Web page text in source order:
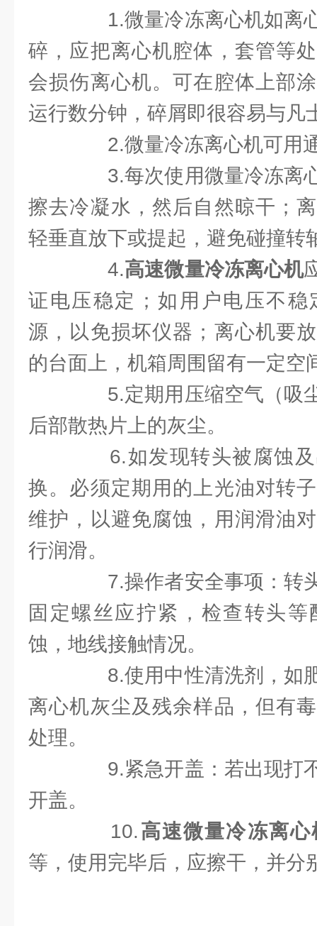
1.微量冷冻离心机如离
碎，应把离心机腔体，套管等
会损伤离心机。可在腔体上部
运行数分钟，碎屑即很容易与凡
2.微量冷冻离心机可用
3.每次使用微量冷冻离
擦去冷凝水，然后自然晾干；
轻垂直放下或提起，避免碰撞转
4.高速微量冷冻离心机
证电压稳定；如用户电压不稳
源，以免损坏仪器；离心机要
的台面上，机箱周围留有一定空
5.定期用压缩空气（吸
后部散热片上的灰尘。
6.如发现转头被腐蚀及
换。必须定期用的上光油对转
维护，以避免腐蚀，用润滑油
行润滑。
7.操作者安全事项：转
固定螺丝应拧紧，检查转头
蚀，地线接触情况。
8.使用中性清洗剂，如
离心机灰尘及残余样品，但有
处理。
9.紧急开盖：若出现打
开盖。
10.高速微量冷冻离心
等，使用完毕后，应擦干，并分